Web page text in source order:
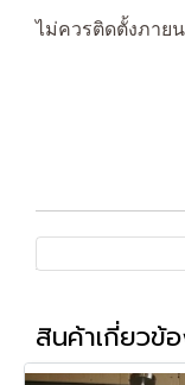
ไม่ควรติดตั้งภาย
สินค้าเกี่ยวข้